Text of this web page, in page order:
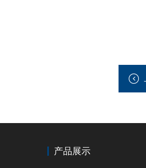
产品展示